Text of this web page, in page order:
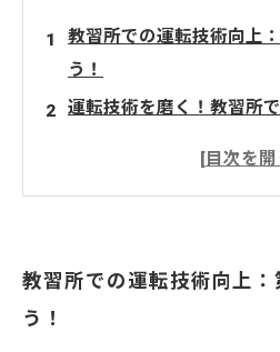
教習所での運転技術向上
う！
運転技術を磨く！教習所
る
教習所での運転技術向上
う！